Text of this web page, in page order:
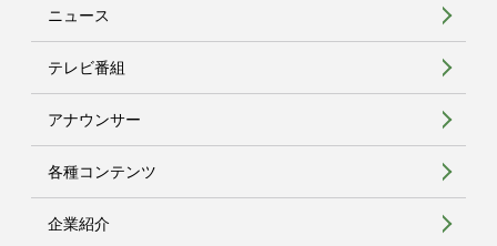
ニュース
テレビ番組
アナウンサー
各種コンテンツ
企業紹介